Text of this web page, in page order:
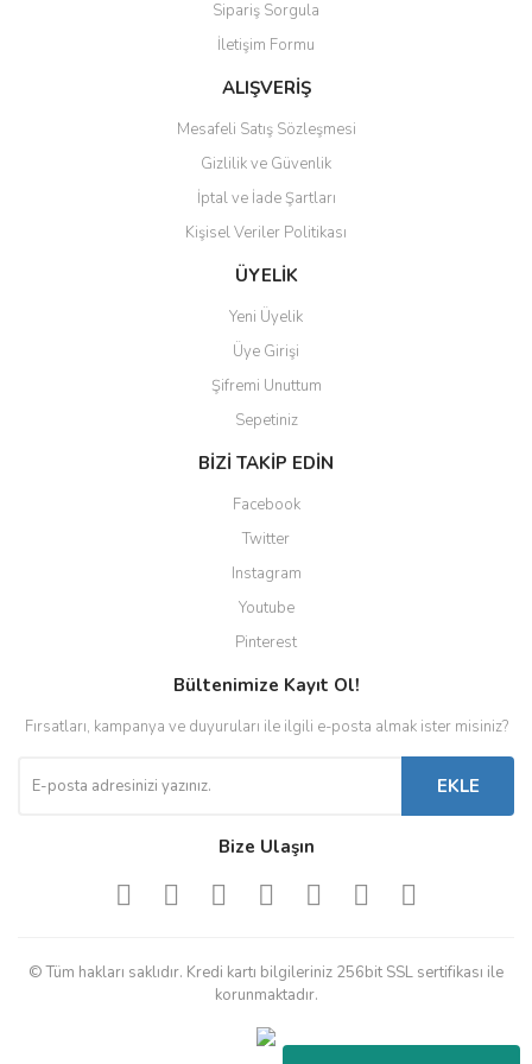
Ürün bilgilerinde hatalar bulunuyor.
Ürün fiyatı diğer sitelerden daha pahalı.
Bu ürüne benzer farklı alternatifler olmalı.
Gönder
Sipariş Sorgula
İletişim Formu
ALIŞVERİŞ
Mesafeli Satış Sözleşmesi
Gizlilik ve Güvenlik
İptal ve İade Şartları
Kişisel Veriler Politikası
ÜYELİK
Yeni Üyelik
Üye Girişi
Şifremi Unuttum
Sepetiniz
BİZİ TAKİP EDİN
Facebook
Twitter
Instagram
Youtube
Pinterest
Bültenimize Kayıt Ol!
Fırsatları, kampanya ve duyuruları ile ilgili e-posta almak ister misiniz?
EKLE
Bize Ulaşın
© Tüm hakları saklıdır. Kredi kartı bilgileriniz 256bit SSL sertifikası ile
korunmaktadır.